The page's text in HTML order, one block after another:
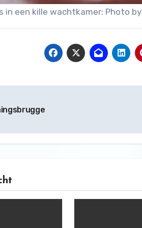
in een kille wachtkamer: Photo by